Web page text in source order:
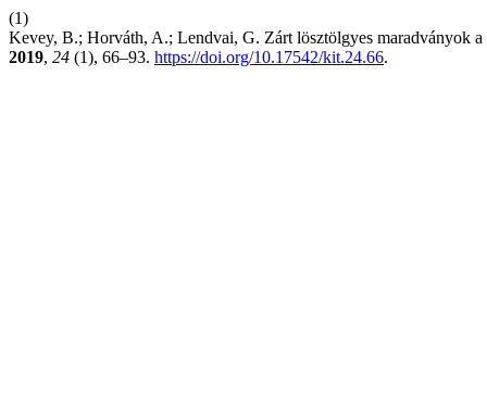
(1)
Kevey, B.; Horváth, A.; Lendvai, G. Zárt lösztölgyes
2019, 24 (1), 66–93. https://doi.org/10.17542/kit.24.66.